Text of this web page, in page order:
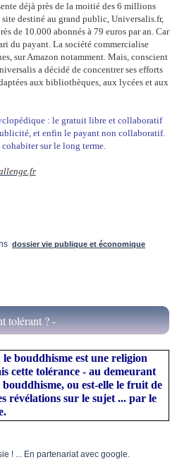
déjà près de la moitié des 6 millions
destiné au grand public, Universalis.fr,
de 10.000 abonnés à 79 euros par an. Car
du payant. La société commercialise
sur Amazon notamment. Mais, conscient
a décidé de concentrer ses efforts
aux bibliothèques, aux lycées et aux
: le gratuit libre et collaboratif
et enfin le payant non collaboratif.
sur le long terme.
dossier vie publique et économique
tolérant ? -
bouddhisme est une religion
cette tolérance - au demeurant
ou est-elle le fruit de
révélations sur le sujet ... par le